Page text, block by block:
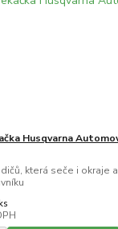
Husqvarna
která seče i okraje